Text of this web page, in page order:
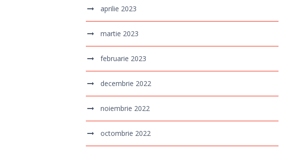
aprilie 2023
martie 2023
februarie 2023
decembrie 2022
noiembrie 2022
octombrie 2022